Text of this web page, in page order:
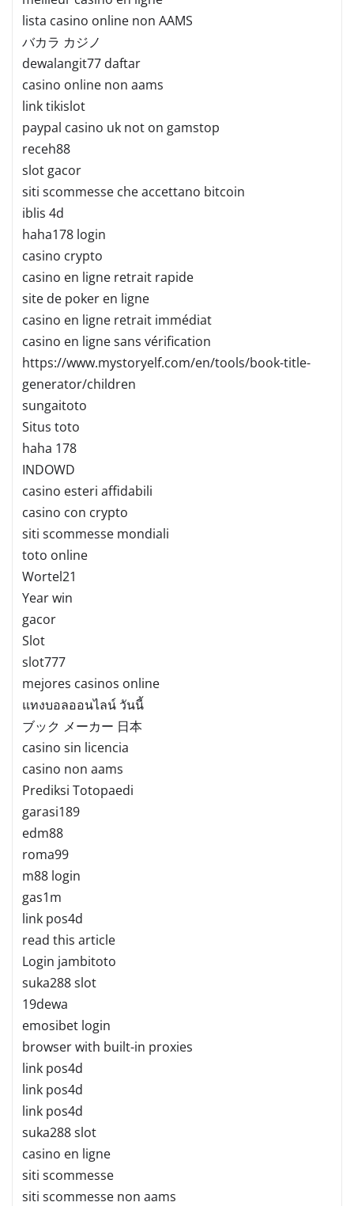
lista casino online non AAMS
バカラ カジノ
dewalangit77 daftar
casino online non aams
link tikislot
paypal casino uk not on gamstop
receh88
slot gacor
siti scommesse che accettano bitcoin
iblis 4d
haha178 login
casino crypto
casino en ligne retrait rapide
site de poker en ligne
casino en ligne retrait immédiat
casino en ligne sans vérification
https://www.mystoryelf.com/en/tools/book-title-
generator/children
sungaitoto
Situs toto
haha 178
INDOWD
casino esteri affidabili
casino con crypto
siti scommesse mondiali
toto online
Wortel21
Year win
gacor
Slot
slot777
mejores casinos online
แทงบอลออนไลน์ วันนี้
ブック メーカー 日本
casino sin licencia
casino non aams
Prediksi Totopaedi
garasi189
edm88
roma99
m88 login
gas1m
link pos4d
read this article
Login jambitoto
suka288 slot
19dewa
emosibet login
browser with built-in proxies
link pos4d
link pos4d
link pos4d
suka288 slot
casino en ligne
siti scommesse
siti scommesse non aams